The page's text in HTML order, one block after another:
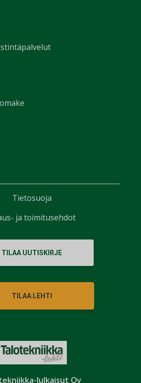
Julkaisut Oy
TILAA UUTISKIRJE
TILAA LEHTI
Tietosuoja
ja toimitusehdot